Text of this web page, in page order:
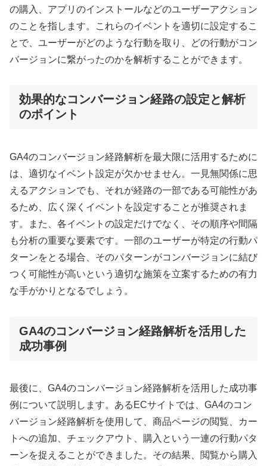
の購入、アプリのインストールなどのユーザーアクション
のことを指します。これらのイベントを適切に設定するこ
とで、ユーザーがどのような行動を取り、どの行動がコン
バージョンに繋がったのかを解析することができます。
効果的なコンバージョン経路の設定と解析
のポイント
GA4のコンバージョン経路解析を最大限に活用するために
は、適切なイベント設定が欠かせません。一見無関係に思
えるアクションでも、それが経路の一部である可能性があ
るため、広く深くイベントを設定することが推奨されま
す。また、各イベントの設定だけでなく、その順序や間隔
も分析の重要な要素です。一部のユーザーが特定の行動パ
ターンをとる場合、そのパターンがコンバージョンに結び
つく可能性が高いという適切な施策を立案するための有力
な手がかりとなるでしょう。
GA4のコンバージョン経路解析を活用した
成功事例
最後に、GA4のコンバージョン経路解析を活用した成功事
例について説明します。あるECサイトでは、GA4のコン
バージョン経路解析を使用して、商品ページの閲覧、カー
トへの追加、チェックアウト、購入という一連の行動パタ
ーンを捉えることができました。その結果、閲覧から購入